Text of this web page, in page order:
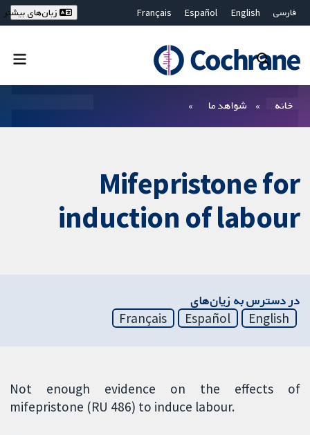
فارسی English
Español
Français
Bahasa Malaysia
ไทย
繁體中文
زبان‌های بیشتر
خانه شواهد ما
Mifepristone for
induction of labour
در دسترس به زیان‌های
English
Español
Français
Not enough evidence on the effects of
mifepristone (RU 486) to induce labour.